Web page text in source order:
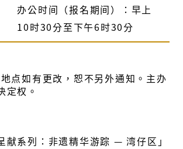
办公时间（报名期间）：早上
10时30分至下午6时30分
点如有更改，恕不另外通知。主办
定权。
献系列：非遗精华游踪 — 湾仔区」